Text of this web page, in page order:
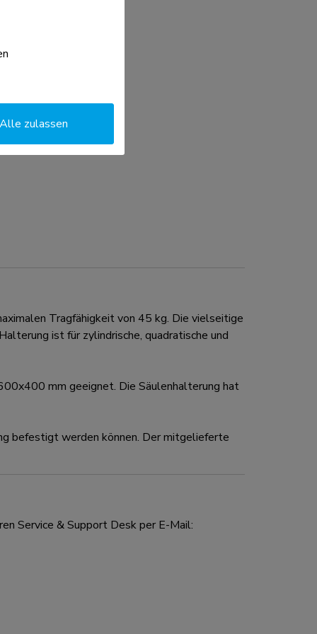
Tragfähigkeit von 45 kg. Die vielseitige
ist für zylindrische, quadratische und
mm geeignet. Die Säulenhalterung hat
befestigt werden können. Der mitgelieferte
Service & Support Desk per E-Mail:
Alle zulassen